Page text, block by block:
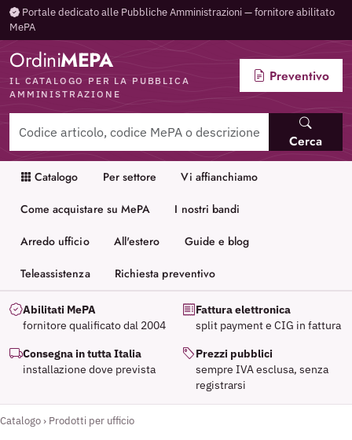
Portale dedicato alle Pubbliche Amministrazioni — fornitore abilitato
MePA
OrdiniMEPA
IL CATALOGO PER LA PUBBLICA
AMMINISTRAZIONE
Cerca
Preventivo
Catalogo Per settore Vi affianchiamo
Come acquistare su MePA I nostri bandi
Arredo ufficio All'estero Guide e blog
Teleassistenza Richiesta preventivo
Abilitati MePA
fornitore qualificato dal 2004
Fattura elettronica
split payment e CIG in fattura
Consegna in tutta Italia
installazione dove prevista
Prezzi pubblici
sempre IVA esclusa, senza
registrarsi
Catalogo› Prodotti per ufficio